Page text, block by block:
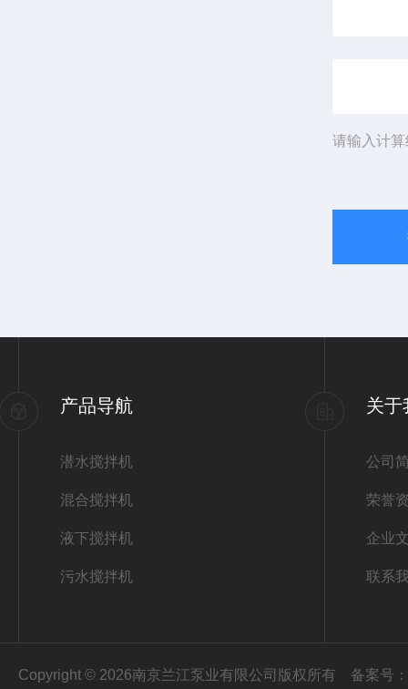
请输入计
产品导航
潜水搅拌机
混合搅拌机
液下搅拌机
污水搅拌机
关于
公司
荣誉
企业
联系
Copyright © 2026南京兰江泵业有限公司版权所有 备案号